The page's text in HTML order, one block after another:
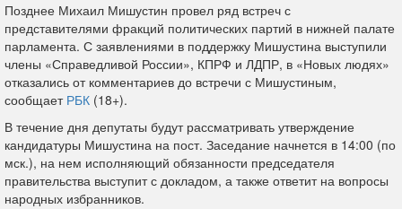
Позднее Михаил Мишустин провел ряд встреч с
представителями фракций политических партий в нижней палате
парламента. С заявлениями в поддержку Мишустина выступили
члены «Справедливой России», КПРФ и ЛДПР, в «Новых людях»
отказались от комментариев до встречи с Мишустиным,
сообщаетРБК (18+).
В течение дня депутаты будут рассматривать утверждение
кандидатуры Мишустина на пост. Заседание начнется в 14:00 (по
мск.), на нем исполняющий обязанности председателя
правительства выступит с докладом, а также ответит на вопросы
народных избранников.